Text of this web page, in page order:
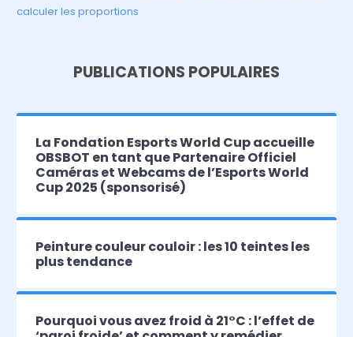
calculer les proportions
PUBLICATIONS POPULAIRES
La Fondation Esports World Cup accueille
OBSBOT en tant que Partenaire Officiel
Caméras et Webcams de l’Esports World
Cup 2025 (sponsorisé)
Peinture couleur couloir : les 10 teintes les
plus tendance
Pourquoi vous avez froid à 21°C : l’effet de